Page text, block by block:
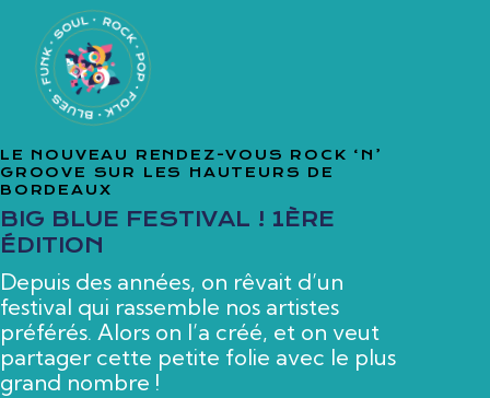
LE NOUVEAU RENDEZ-VOUS ROCK ‘N’
GROOVE SUR LES HAUTEURS DE
BORDEAUX
BIG BLUE FESTIVAL ! 1ÈRE
ÉDITION
Depuis des années, on rêvait d’un
festival qui rassemble nos artistes
préférés. Alors on l’a créé, et on veut
partager cette petite folie avec le plus
grand nombre !